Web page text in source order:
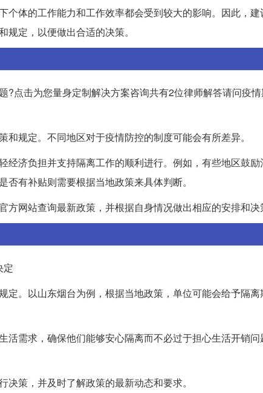
体的工作能力和工作效率都会受到较大的影响。因此，
定，以便做出合适的决策。
?点击为您量身定制解决方案咨询共有2位律师解答请问疫
规定。不同地区对于疫情防控的制度可能会有所差异。
济负担并支持隔离工作的顺利进行。例如，有些地区鼓
有补贴则需要根据当地政策来具体判断。
网站查询最新政策，并根据自身情况做出相应的安排和决
定
。以山东烟台为例，根据当地政策，单位可能会给予隔
需求，确保他们能够安心隔离而不必过于担心生活开销
策，并及时了解政策的最新动态和要求。